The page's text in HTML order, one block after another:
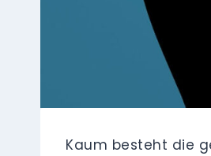
Kaum besteht die